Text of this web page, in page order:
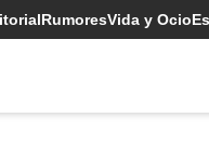
RumoresVida y Ocio